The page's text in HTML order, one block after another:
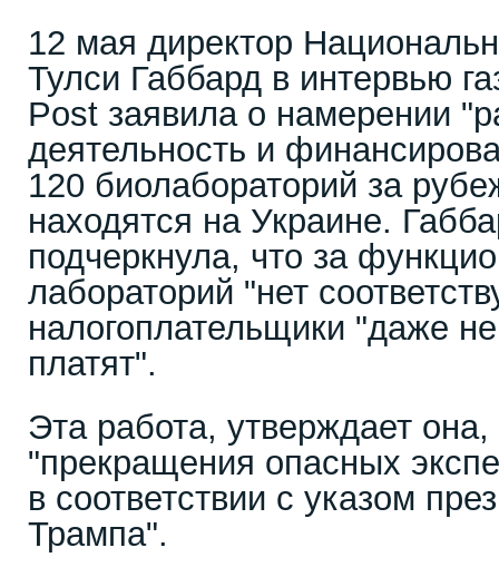
12 мая директор
Тулси Габбард в интервью
Post заявила о намерении
деятельность и
120 биолабораторий за
находятся на Украине.
подчеркнула, что за
лабораторий "нет
налогоплательщики "даже
платят".
Эта работа, утверждает
"прекращения опасных
в соответствии с указом
Трампа".